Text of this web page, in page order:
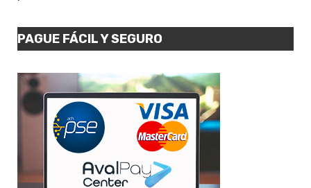
PAGUE FÁCIL Y SEGURO